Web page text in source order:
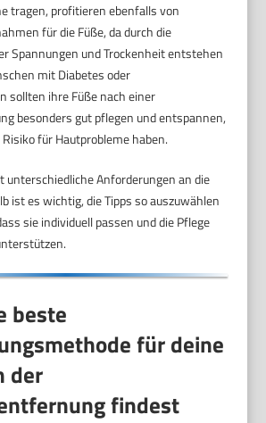
tragen, profitieren ebenfalls von
für die Füße, da durch die
Spannungen und Trockenheit entstehen
mit Diabetes oder
sollten ihre Füße nach einer
besonders gut pflegen und entspannen,
für Hautprobleme haben.
unterschiedliche Anforderungen an die
ist es wichtig, die Tipps so auszuwählen
sie individuell passen und die Pflege
beste
für deine
der
findest